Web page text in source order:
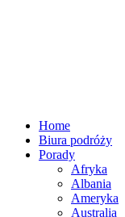
Home
Biura podróży
Porady
Afryka
Albania
Ameryka
Australia